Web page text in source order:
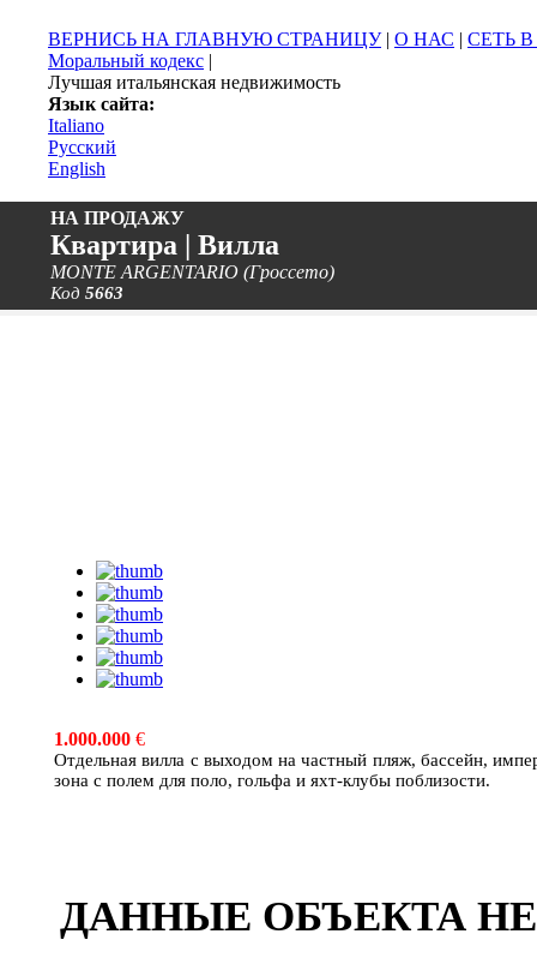
ВЕРНИСЬ НА ГЛАВНУЮ СТРАНИЦУ| О НАС | СЕТЬ
Моральный кодекс |
Лучшая итальянская недвижимость
Язык сайта:
Italiano
Русский
English
НА ПРОДАЖУ
Квартира | Вилла
MONTE ARGENTARIO (Гроссето)
Код 5663
1.000.000 €
Отдельная вилла с выходом на частный пляж, бассейн,
зона с полем для поло, гольфа и яхт-клубы поблизости.
ДАННЫЕ ОБЪЕКТА